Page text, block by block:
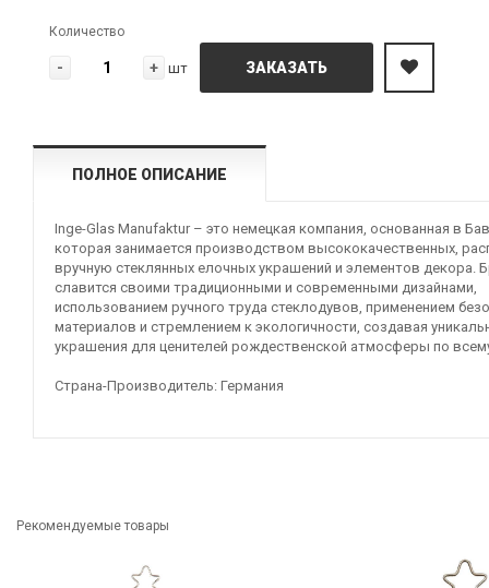
Количество
- + шт ЗАКАЗАТЬ
ПОЛНОЕ ОПИСАНИЕ
Inge-Glas Manufaktur – это немецкая компания, основанная в
которая занимается производством высококачественных,
вручную стеклянных елочных украшений и элементов декора.
славится своими традиционными и современными дизайнами,
использованием ручного труда стеклодувов, применением
материалов и стремлением к экологичности, создавая
украшения для ценителей рождественской атмосферы по
Страна-Производитель: Германия
Рекомендуемые товары